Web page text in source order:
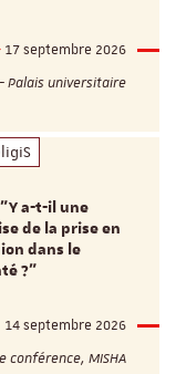
17 septembre 2026
Palais universitaire
a-t-il une
de la prise en
dans le
?"
14 septembre 2026
conférence, MISHA